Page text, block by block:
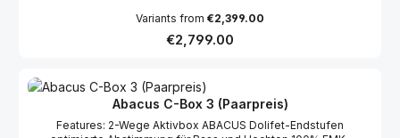
the exceptional sound quality and elegant design of its
predecessors in a compact format, at an extremely competitive
price.
Variants from €2,399.00
Regular price:
€2,799.00
Abacus C-Box 3 (Paarpreis)
Features: 2-Wege Aktivbox ABACUS Dolifet-Endstufen